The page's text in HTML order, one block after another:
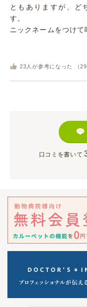
ともありますが、ど
す。
ニックネームをつけて
23 人が参考になった （29
口コミを書いて